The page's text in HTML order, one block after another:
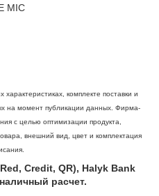
MIC
комплекте поставки и
на момент публикации данных. Фирма-
с целью оптимизации продукта,
внешний вид, цвет и комплектация
Credit, QR), Halyk Bank
расчет.